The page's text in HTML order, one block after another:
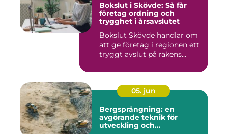
Bokslut i Skövde: Så får
företag ordning och
trygghet i årsavslutet
Bokslut Skövde handlar om
att ge företag i regionen ett
tryggt avslut på räkens...
05. jun
Bergsprängning: en
avgörande teknik för
utveckling och